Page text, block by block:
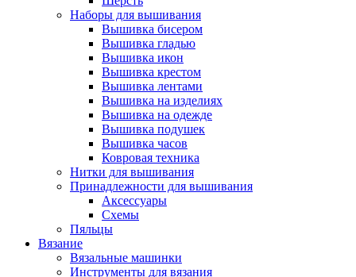
Наборы для вышивания
Вышивка бисером
Вышивка гладью
Вышивка икон
Вышивка крестом
Вышивка лентами
Вышивка на изделиях
Вышивка на одежде
Вышивка подушек
Вышивка часов
Ковровая техника
Нитки для вышивания
Принадлежности для вышивания
Аксессуары
Схемы
Пяльцы
Вязание
Вязальные машинки
Инструменты для вязания